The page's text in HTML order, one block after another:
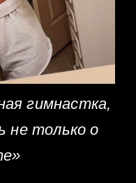
гимнастка,
не только о